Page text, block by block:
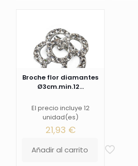
Broche flor diamantes
Ø3cm.min.12...
El precio incluye 12
unidad(es)
21,93 €
Añadir al carrito